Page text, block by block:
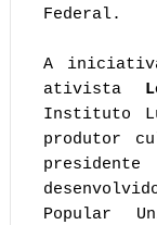
Federal.
A
ativista
Instituto
produtor
Popular